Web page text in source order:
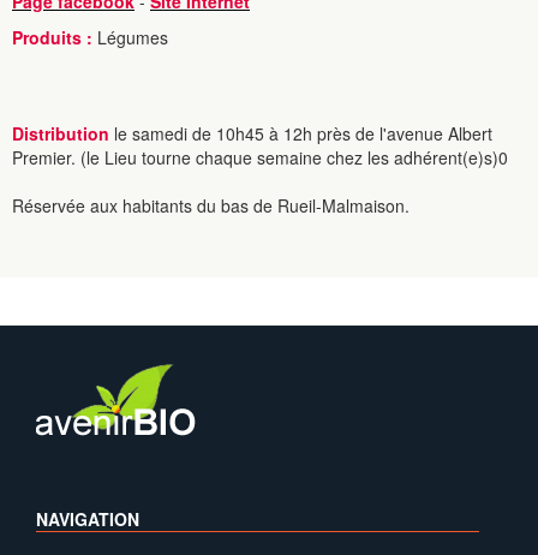
Produits : Légumes
Distribution le samedi de 10h45 à 12h près de l'avenue Albert
Premier. (le Lieu tourne chaque semaine chez les adhérent(e)s)0
Réservée aux habitants du bas de Rueil-Malmaison.
NAVIGATION